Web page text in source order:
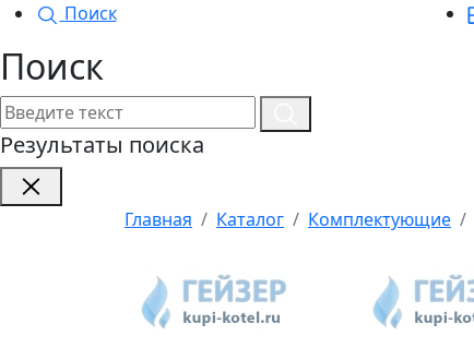
Поиск
Поиск
Результаты поиска
Главная Каталог Комплектующие